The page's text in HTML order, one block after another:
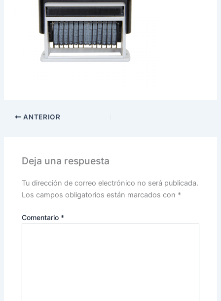
ANTERIOR
Deja una respuesta
Tu dirección de correo electrónico no será publicada.
Los campos obligatorios están marcados con *
Comentario *